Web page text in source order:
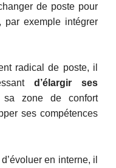
de poste pour
par exemple intégrer
radical de poste, il
d’élargir ses
zone de confort
ses compétences
en interne, il